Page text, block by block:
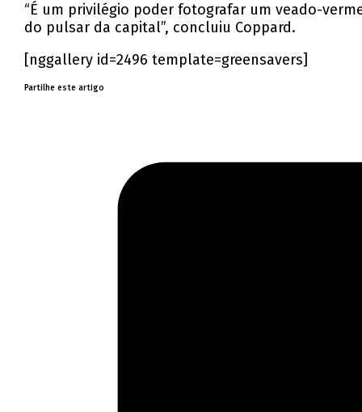
“É um privilégio poder fotografar um veado-
do pulsar da capital”, concluiu Coppard.
[nggallery id=2496 template=greensavers]
Partilhe este artigo